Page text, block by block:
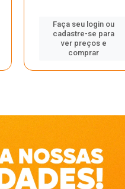
Faça seu login ou
cadastre-se para
ver preços e
comprar